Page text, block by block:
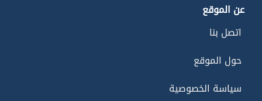
عن الموقع
اتصل بنا
حول الموقع
سياسة الخصوصية